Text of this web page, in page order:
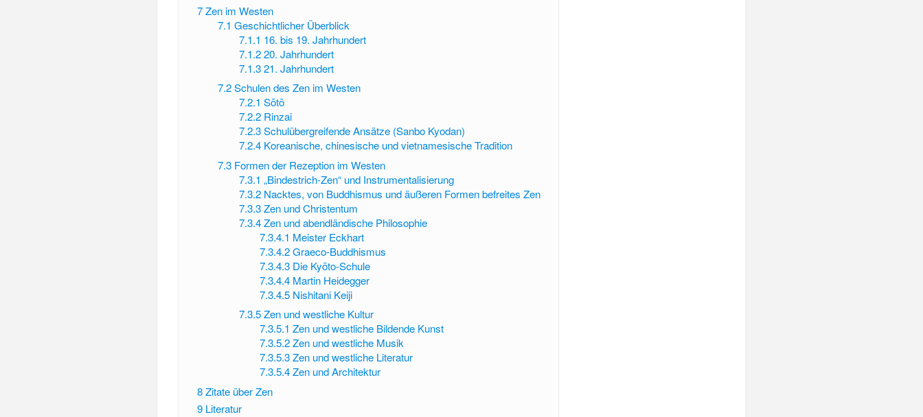
7Zen im Westen
7.1 Geschichtlicher Überblick
7.1.1 16. bis 19. Jahrhundert
7.1.2 20. Jahrhundert
7.1.3 21. Jahrhundert
7.2 Schulen des Zen im Westen
7.2.1 Sōtō
7.2.2 Rinzai
7.2.3 Schulübergreifende Ansätze (Sanbo Kyodan)
7.2.4 Koreanische, chinesische und vietnamesische Tradition
7.3 Formen der Rezeption im Westen
7.3.1 „Bindestrich-Zen“ und Instrumentalisierung
7.3.2 Nacktes, von Buddhismus und äußeren Formen befreites Zen
7.3.3 Zen und Christentum
7.3.4 Zen und abendländische Philosophie
7.3.4.1 Meister Eckhart
7.3.4.2Graeco-Buddhismus
7.3.4.3 Die Kyōto-Schule
7.3.4.4 Martin Heidegger
7.3.4.5 Nishitani Keiji
7.3.5 Zen und westliche Kultur
7.3.5.1 Zen und westliche Bildende Kunst
7.3.5.2Zen und westliche Musik
7.3.5.3Zen und westliche Literatur
7.3.5.4Zen und Architektur
8Zitate über Zen
9 Literatur